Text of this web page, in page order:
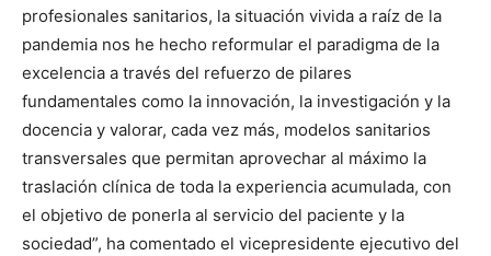
profesionales sanitarios, la situación vivida a raíz de la
pandemia nos he hecho reformular el paradigma de la
excelencia a través del refuerzo de pilares
fundamentales como la innovación, la investigación y la
docencia y valorar, cada vez más, modelos sanitarios
transversales que permitan aprovechar al máximo la
traslación clínica de toda la experiencia acumulada, con
el objetivo de ponerla al servicio del paciente y la
sociedad”, ha comentado el vicepresidente ejecutivo del